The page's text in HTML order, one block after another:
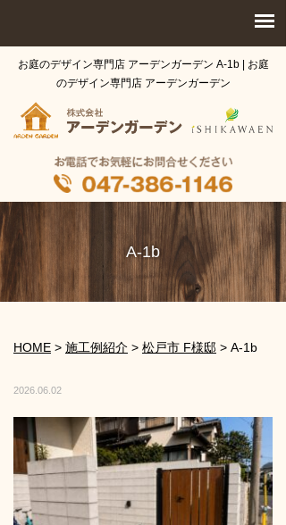
お庭のデザイン専門店 アーデンガーデン A-1b | お庭
のデザイン専門店 アーデンガーデン
A-1b
HOME > 施工例紹介 > 松戸市 F様邸 > A-1b
2026.06.02